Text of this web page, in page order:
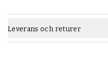
Leverans och returer